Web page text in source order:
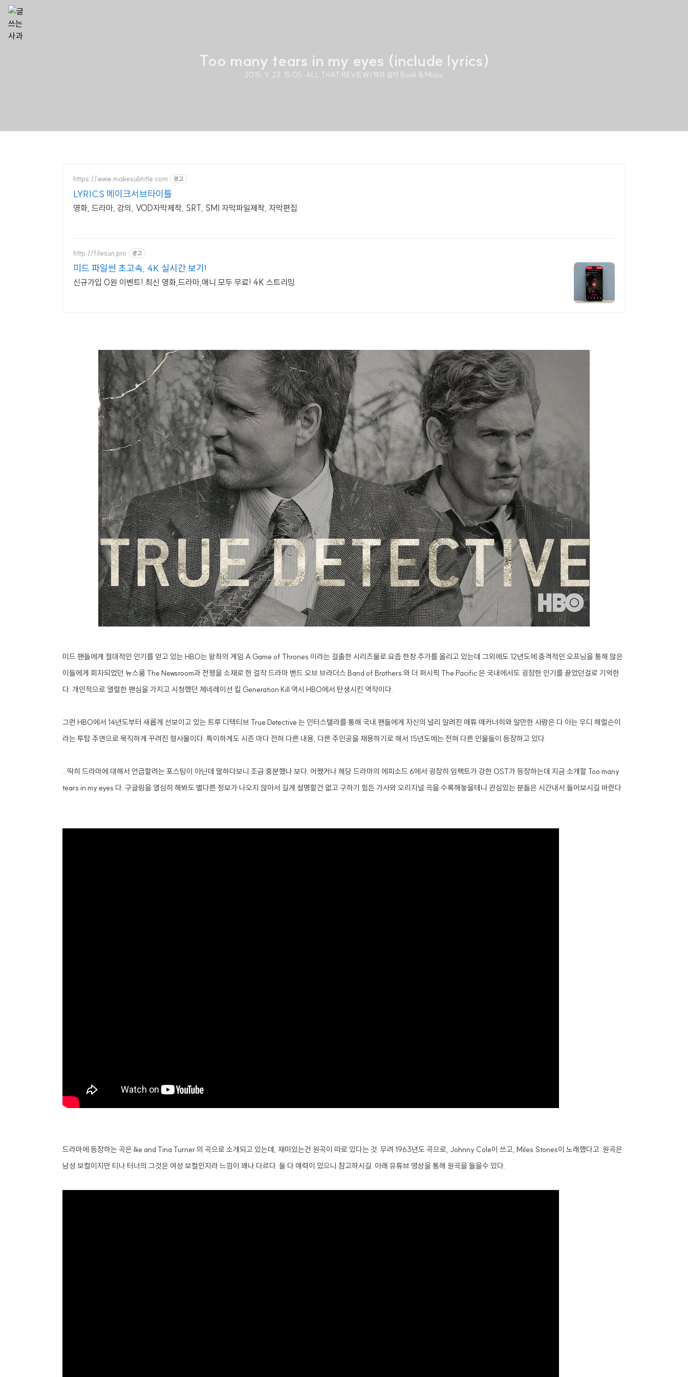
Too many tears in my eyes (include lyrics)
2015. 9. 23. 15:05 ·ALL THAT REVIEW/책과 음악 Book & Music
https://www.makesubtitle.com 광고
LYRICS 메이크서브타이틀
영화, 드라마, 강의, VOD자막제작, SRT, SMI 자막파일제작, 자막편집
http://filesun.pro 광고
미드 파일썬 초고속, 4K 실시간 보기!
신규가입 0원 이벤트! 최신 영화,드라마,애니 모두 무료! 4K 스트리밍
미드 팬들에게 절대적인 인기를 얻고 있는 HBO는 왕좌의 게임 A Game of Thrones 이라는 걸출한 시리즈물로 요즘 한창 주가를 올리고 있는데 그외에도 12년도에 충격적인 오프닝을 통해 많은
이들에게 회자되었던 뉴스룸 The Newsroom과 전쟁을 소재로 한 걸작 드라마 밴드 오브 브라더스 Band of Brothers 와 더 퍼시픽 The Pacific 은 국내에서도 굉장한 인기를 끌었던걸로 기억한
다. 개인적으로 열렬한 팬심을 가지고 시청했던 제네레이션 킬 Generation Kill 역시 HBO에서 탄생시킨 역작이다.
그런 HBO에서 14년도부터 새롭게 선보이고 있는 트루 디텍티브 True Detective 는 인터스텔라를 통해 국내 팬들에게 자신의 널리 알려진 매튜 매커너히와 알만한 사람은 다 아는 우디 해럴슨이
라는 투탑 주연으로 묵직하게 꾸려진 형사물이다. 특이하게도 시즌 마다 전혀 다른 내용, 다른 주인공을 채용하기로 해서 15년도에는 전혀 다른 인물들이 등장하고 있다.
...딱히 드라마에 대해서 언급할려는 포스팅이 아닌데 말하다보니 조금 흥분했나 보다. 어쨌거나 해당 드라마의 에피소드 6에서 굉장히 임팩트가 강한 OST가 등장하는데 지금 소개할 Too many
tears in my eyes 다. 구글링을 열심히 해봐도 별다른 정보가 나오지 않아서 길게 설명할건 없고 구하기 힘든 가사와 오리지널 곡을 수록해놓을테니 관심있는 분들은 시간내서 들어보시길 바란다.
드라마에 등장하는 곡은 Ike and Tina Turner 의 곡으로 소개되고 있는데, 재미있는건 원곡이 따로 있다는 것. 무려 1963년도 곡으로, Johnny Cole이 쓰고, Miles Stones이 노래했다고. 원곡은
남성 보컬이지만 티나 터너의 그것은 여성 보컬인지라 느낌이 꽤나 다르다. 둘 다 매력이 있으니 참고하시길. 아래 유튜브 영상을 통해 원곡을 들을수 있다.